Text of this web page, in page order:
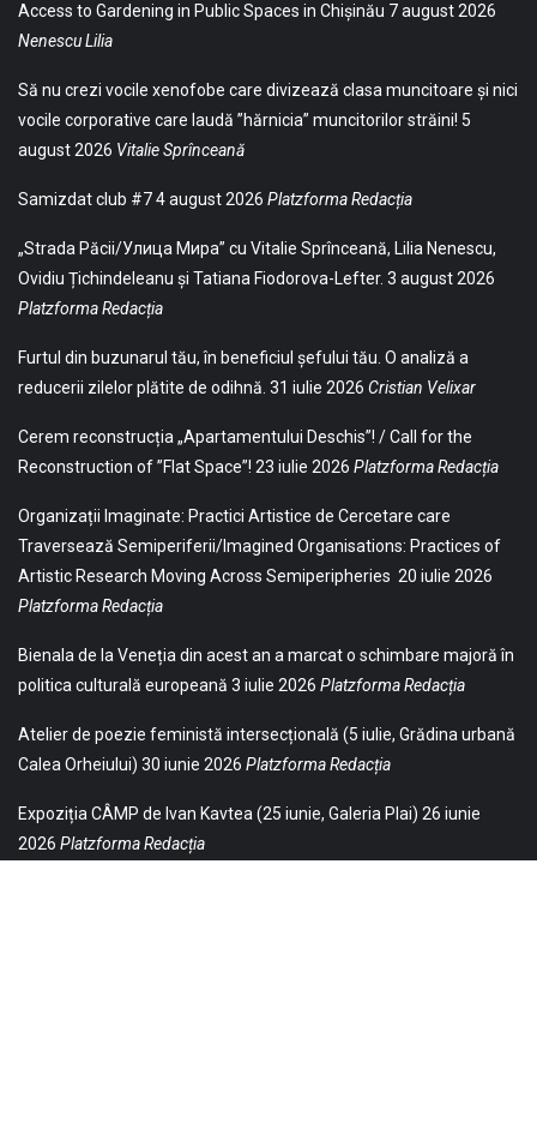
Access to Gardening in Public Spaces in Chișinău 7 august 2026
Nenescu Lilia
Să nu crezi vocile xenofobe care divizează clasa muncitoare și nici
vocile corporative care laudă ”hărnicia” muncitorilor străini! 5
august 2026 Vitalie Sprînceană
Samizdat club #74 august 2026 Platzforma Redacția
„Strada Păcii/Улица Мира” cu Vitalie Sprînceană, Lilia Nenescu,
Ovidiu Țichindeleanu și Tatiana Fiodorova-Lefter. 3 august 2026
Platzforma Redacția
Furtul din buzunarul tău, în beneficiul șefului tău. O analiză a
reducerii zilelor plătite de odihnă. 31 iulie 2026 Cristian Velixar
Cerem reconstrucția „Apartamentului Deschis”! / Call for the
Reconstruction of ”Flat Space”! 23 iulie 2026 Platzforma Redacția
Organizații Imaginate: Practici Artistice de Cercetare care
Traversează Semiperiferii/Imagined Organisations: Practices of
Artistic Research Moving Across Semiperipheries 20 iulie 2026
Platzforma Redacția
Bienala de la Veneția din acest an a marcat o schimbare majoră în
politica culturală europeană 3 iulie 2026 Platzforma Redacția
Atelier de poezie feministă intersecțională (5 iulie, Grădina urbană
Calea Orheiului) 30 iunie 2026 Platzforma Redacția
Expoziția CÂMP de Ivan Kavtea (25 iunie, Galeria Plai) 26 iunie
2026 Platzforma Redacția